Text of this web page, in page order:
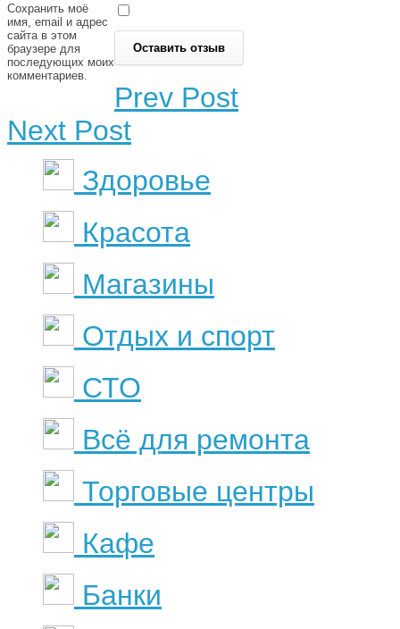
Сохранить моё
имя, email и адрес
сайта в этом
браузере для
последующих моих
комментариев.
Prev Post
Next Post
Здоровье
Красота
Магазины
Отдых и спорт
СТО
Всё для ремонта
Торговые центры
Кафе
Банки